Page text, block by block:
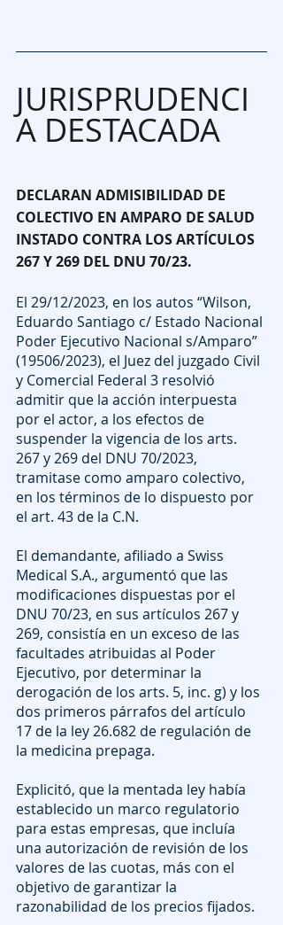
JURISPRUDENCI
A DESTACADA
DECLARAN ADMISIBILIDAD DE
COLECTIVO EN AMPARO DE SALUD
INSTADO CONTRA LOS ARTÍCULOS
267 Y 269 DEL DNU 70/23.
El 29/12/2023, en los autos “Wilson,
Eduardo Santiago c/ Estado Nacional
Poder Ejecutivo Nacional s/Amparo”
(19506/2023), el Juez del juzgado Civil
y Comercial Federal 3 resolvió
admitir que la acción interpuesta
por el actor, a los efectos de
suspender la vigencia de los arts.
267 y 269 del DNU 70/2023,
tramitase como amparo colectivo,
en los términos de lo dispuesto por
el art. 43 de la C.N.
El demandante, afiliado a Swiss
Medical S.A., argumentó que las
modificaciones dispuestas por el
DNU 70/23, en sus artículos 267 y
269, consistía en un exceso de las
facultades atribuidas al Poder
Ejecutivo, por determinar la
derogación de los arts. 5, inc. g) y los
dos primeros párrafos del artículo
17 de la ley 26.682 de regulación de
la medicina prepaga.
Explicitó, que la mentada ley había
establecido un marco regulatorio
para estas empresas, que incluía
una autorización de revisión de los
valores de las cuotas, más con el
objetivo de garantizar la
razonabilidad de los precios fijados.